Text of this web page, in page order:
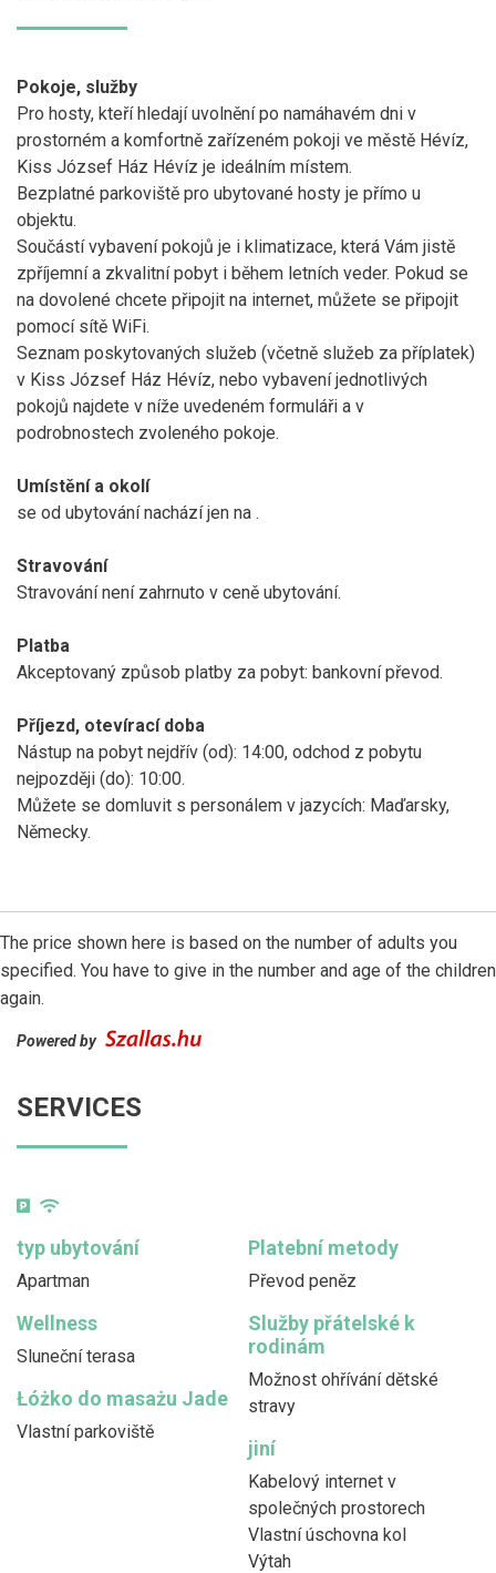
Pokoje, služby
Pro hosty, kteří hledají uvolnění po namáhavém dni v
prostorném a komfortně zařízeném pokoji ve městě Hévíz,
Kiss József Ház Hévíz je ideálním místem.
Bezplatné parkoviště pro ubytované hosty je přímo u
objektu.
Součástí vybavení pokojů je i klimatizace, která Vám jistě
zpříjemní a zkvalitní pobyt i během letních veder. Pokud se
na dovolené chcete připojit na internet, můžete se připojit
pomocí sítě WiFi.
Seznam poskytovaných služeb (včetně služeb za příplatek)
v Kiss József Ház Hévíz, nebo vybavení jednotlivých
pokojů najdete v níže uvedeném formuláři a v
podrobnostech zvoleného pokoje.
Umístění a okolí
se od ubytování nachází jen na .
Stravování
Stravování není zahrnuto v ceně ubytování.
Platba
Akceptovaný způsob platby za pobyt: bankovní převod.
Příjezd, otevírací doba
Nástup na pobyt nejdřív (od): 14:00, odchod z pobytu
nejpozději (do): 10:00.
Můžete se domluvit s personálem v jazycích: Maďarsky,
Německy.
The price shown here is based on the number of adults you
specified. You have to give in the number and age of the children
again.
Powered by
SERVICES
typ ubytování
Apartman
Platební metody
Převod peněz
Wellness
Sluneční terasa
Služby přátelské k
rodinám
Možnost ohřívání dětské
stravy
Łóżko do masażu Jade
Vlastní parkoviště
jiní
Kabelový internet v
společných prostorech
Vlastní úschovna kol
Výtah